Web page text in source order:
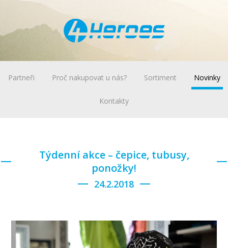
Partneři Proč nakupovat u nás? Sortiment Novinky
Kontakty
Týdenní akce – čepice, tubusy,
ponožky!
24.2.2018